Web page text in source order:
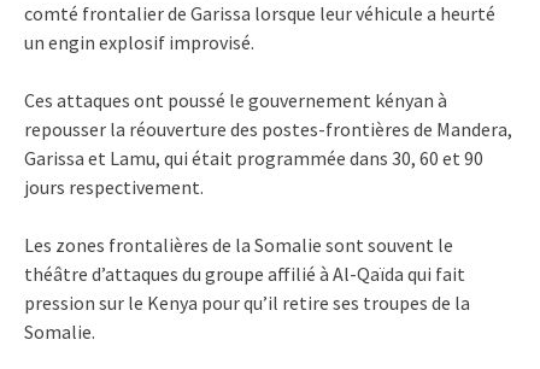
comté frontalier de Garissa lorsque leur véhicule a heurté
un engin explosif improvisé.
Ces attaques ont poussé le gouvernement kényan à
repousser la réouverture des postes-frontières de Mandera,
Garissa et Lamu, qui était programmée dans 30, 60 et 90
jours respectivement.
Les zones frontalières de la Somalie sont souvent le
théâtre d’attaques du groupe affilié à Al-Qaïda qui fait
pression sur le Kenya pour qu’il retire ses troupes de la
Somalie.